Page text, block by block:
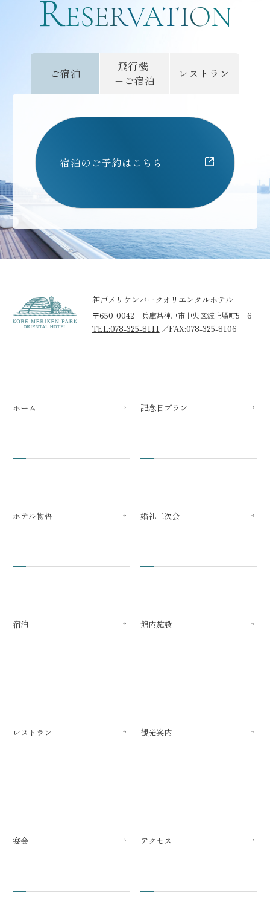
RESERVATION
ご宿泊
飛行機
+ご宿泊
レストラン
宿泊のご予約はこちら
神戸メリケンパークオリエンタルホテル
〒650-0042 兵庫県神戸市中央区波止場町5−6
TEL:078-325-8111 ／FAX:078-325-8106
ホーム
ホテル物語
宿泊
レストラン
宴会
記念日プラン
婚礼二次会
館内施設
観光案内
アクセス